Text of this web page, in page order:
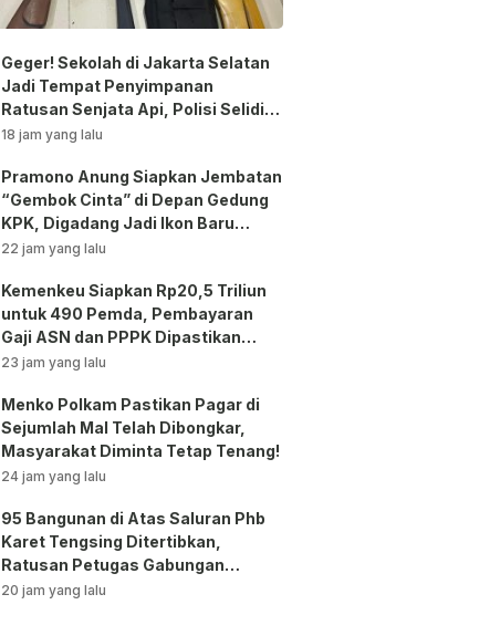
Geger! Sekolah di Jakarta Selatan
Jadi Tempat Penyimpanan
Ratusan Senjata Api, Polisi Selidiki
Pemilik
18 jam yang lalu
Pramono Anung Siapkan Jembatan
“Gembok Cinta” di Depan Gedung
KPK, Digadang Jadi Ikon Baru
Jakarta!
22 jam yang lalu
Kemenkeu Siapkan Rp20,5 Triliun
untuk 490 Pemda, Pembayaran
Gaji ASN dan PPPK Dipastikan
Tetap Berjalan!
23 jam yang lalu
Menko Polkam Pastikan Pagar di
Sejumlah Mal Telah Dibongkar,
Masyarakat Diminta Tetap Tenang!
24 jam yang lalu
95 Bangunan di Atas Saluran Phb
Karet Tengsing Ditertibkan,
Ratusan Petugas Gabungan
Dikerahkan
20 jam yang lalu